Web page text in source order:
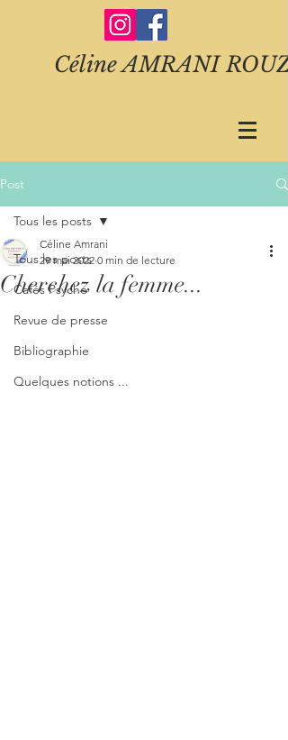
Céline AMRANI
Post
Tous les posts
Cafés Psycho
Revue de presse
Bibliographie
Quelques notions ...
Tous les posts
Cherchez la femme...
Céline Amrani
29 mai 2022 0 min de lecture